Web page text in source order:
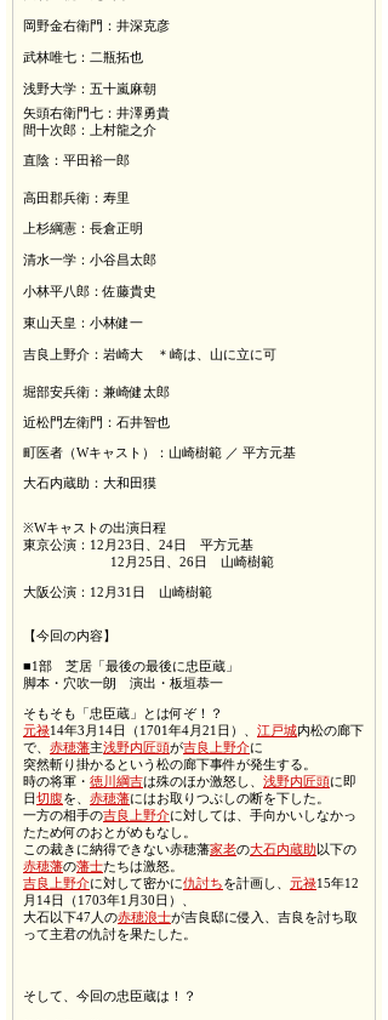
岡野金右衛門：井深克彦
武林唯七：二瓶拓也
浅野大学：五十嵐麻朝
矢頭右衛門七：井澤勇貴
間十次郎：上村龍之介
直陰：平田裕一郎
高田郡兵衛：寿里
上杉綱憲：長倉正明
清水一学：小谷昌太郎
小林平八郎：佐藤貴史
東山天皇：小林健一
吉良上野介：岩崎大 ＊崎は、山に立に可
堀部安兵衛：兼崎健太郎
近松門左衛門：石井智也
町医者（Wキャスト）：山崎樹範 ／ 平方元基
大石内蔵助：大和田獏
※Wキャストの出演日程
東京公演：12月23日、24日 平方元基
12月25日、26日 山崎樹範
大阪公演：12月31日 山崎樹範
【今回の内容】
■1部 芝居「最後の最後に忠臣蔵」
脚本・穴吹一朗 演出・板垣恭一
そもそも「忠臣蔵」とは何ぞ！？
元禄14年3 月 14日（1701年4月 21 日）、 江戸城内松の廊下
で、 赤穂藩主浅野内匠頭が吉良上野介に
突然斬り掛かるという松の廊下事件が発生する。
時の将軍・ 徳川綱吉は殊のほか激怒し、 浅野内匠頭に即
日切腹を、 赤穂藩にはお取りつぶしの断を下した。
一方の相手の吉良上野介に対しては、手向かいしなかっ
たため何のおとがめもなし。
この裁きに納得できない赤穂藩家老の大石内蔵助以下の
赤穂藩の藩士たちは激怒。
吉良上野介に対して密かに仇討ちを計画し、 元禄15年12
月 14日（1703年1 月 30 日）、
大石以下47人の赤穂浪士が吉良邸に侵入、吉良を討ち取
って主君の仇討を果たした。
そして、今回の忠臣蔵は！？